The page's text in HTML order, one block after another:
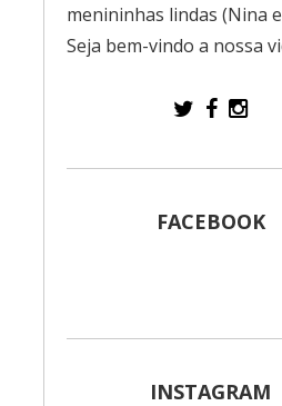
menininhas lindas (Nina
Seja bem-vindo a nossa
FACEBOOK
INSTAGRAM